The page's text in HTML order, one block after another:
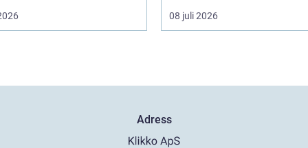
08 juli 2026
Adress